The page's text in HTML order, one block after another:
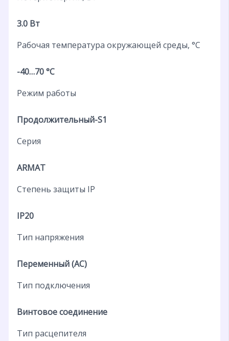
3.0 Вт
Рабочая температура окружающей среды, °C
-40…70 °C
Режим работы
Продолжительный-S1
Серия
ARMAT
Степень защиты IP
IP20
Тип напряжения
Переменный (AC)
Тип подключения
Винтовое соединение
Тип расцепителя